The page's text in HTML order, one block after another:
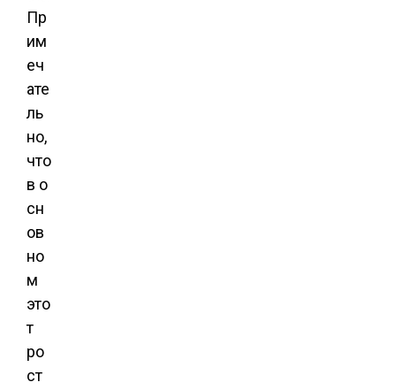
Пр
им
еч
ате
ль
но,
что
в о
сн
ов
но
м
это
т
ро
ст